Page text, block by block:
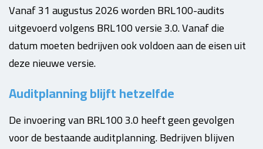
Vanaf 31 augustus 2026 worden BRL100-audits
uitgevoerd volgens BRL100 versie 3.0. Vanaf die
datum moeten bedrijven ook voldoen aan de eisen uit
deze nieuwe versie.
Auditplanning blijft hetzelfde
De invoering van BRL100 3.0 heeft geen gevolgen
voor de bestaande auditplanning. Bedrijven blijven